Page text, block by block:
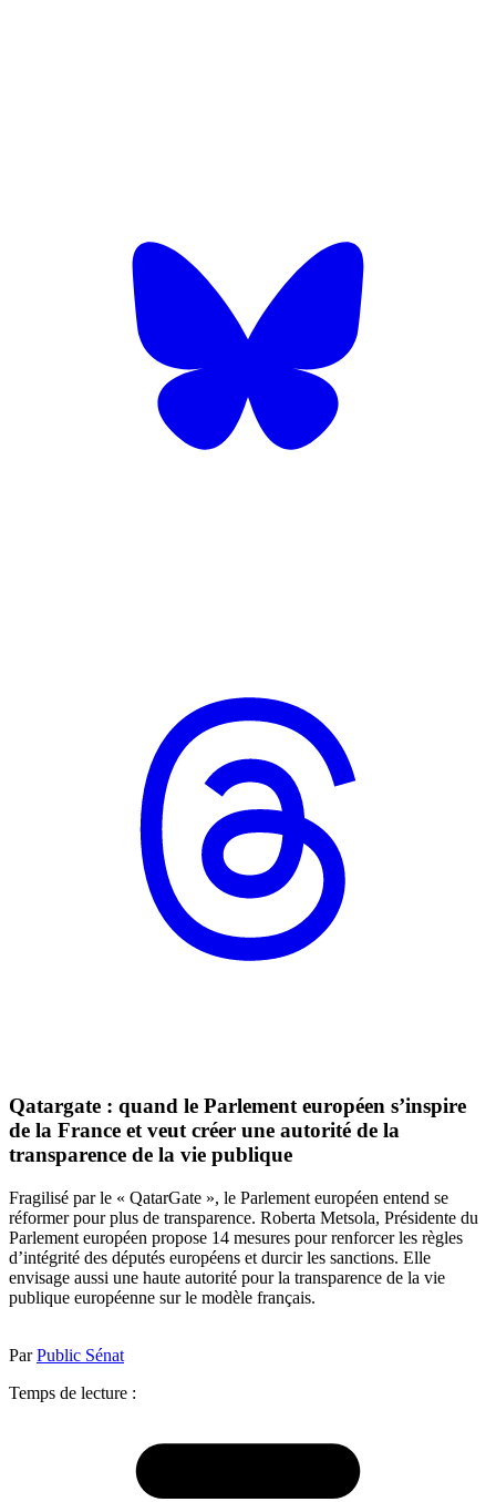
Qatargate : quand le Parlement européen s’inspire
de la France et veut créer une autorité de la
transparence de la vie publique
Fragilisé par le « QatarGate », le Parlement européen entend se
réformer pour plus de transparence. Roberta Metsola, Présidente du
Parlement européen propose 14 mesures pour renforcer les règles
d’intégrité des députés européens et durcir les sanctions. Elle
envisage aussi une haute autorité pour la transparence de la vie
publique européenne sur le modèle français.
ParPublic Sénat
Temps de lecture :